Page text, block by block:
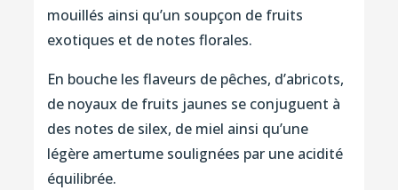
mouillés ainsi qu’un soupçon de fruits
exotiques et de notes florales.
En bouche les flaveurs de pêches, d’abricots,
de noyaux de fruits jaunes se conjuguent à
des notes de silex, de miel ainsi qu’une
légère amertume soulignées par une acidité
équilibrée.